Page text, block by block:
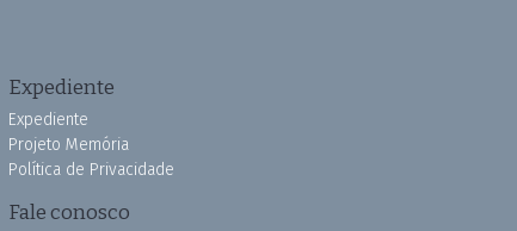
Expediente
Expediente
Projeto Memória
Política de Privacidade
Fale conosco